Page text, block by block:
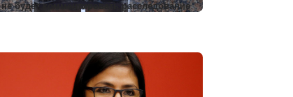
будет комментировать расследование